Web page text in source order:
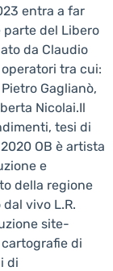
entra a far
parte del Libero
da Claudio
tra cui:
Gaglianò,
Nicolai.Il
tesi di
OB è artista
e
della regione
vivo L.R.
site-
cartografie di
di